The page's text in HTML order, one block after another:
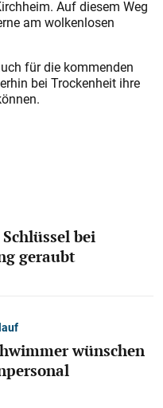
Auf diesem Weg
am wolkenlosen
für die kommenden
bei Trockenheit ihre
bei
geraubt
wünschen